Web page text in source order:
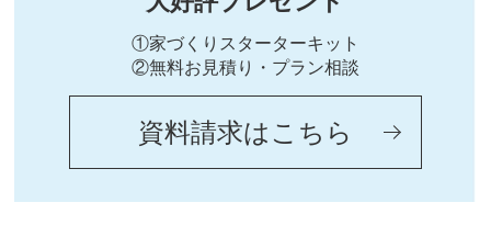
①家づくりスターターキット
②無料お見積り・プラン相談
資料請求はこちら